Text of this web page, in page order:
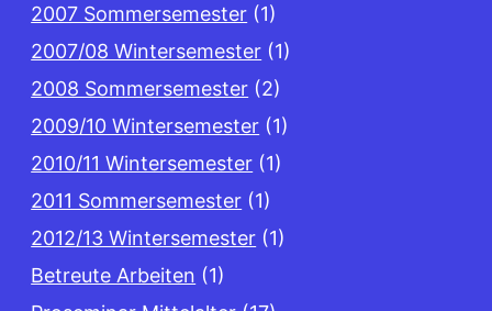
2007 Sommersemester (1)
2007/08 Wintersemester (1)
2008 Sommersemester (2)
2009/10 Wintersemester (1)
2010/11 Wintersemester (1)
2011 Sommersemester (1)
2012/13 Wintersemester (1)
Betreute Arbeiten (1)